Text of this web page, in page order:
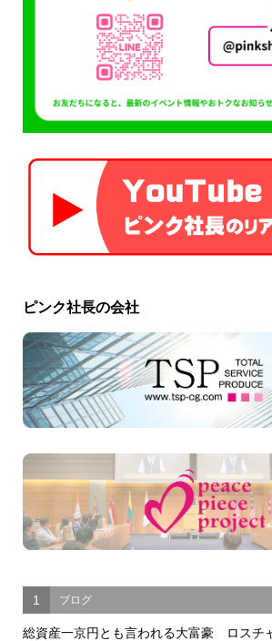
ピンク社長の会社
1 ブログ
総資産一京円とも言われる大富豪 ロスチ